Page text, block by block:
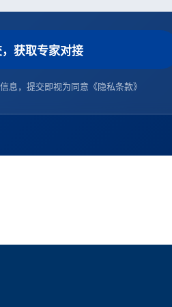
获取专家对接
息，提交即视为同意 《隐私条款》